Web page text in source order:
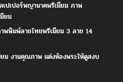
ปเปอร์พญานาคพรีเมียม ภาพ
ยม
พพิมพ์ลายไทยพรีเมียม 3 ลาย 14
ยม งานคุณภาพ แต่งห้องพระให้ดูสงบ